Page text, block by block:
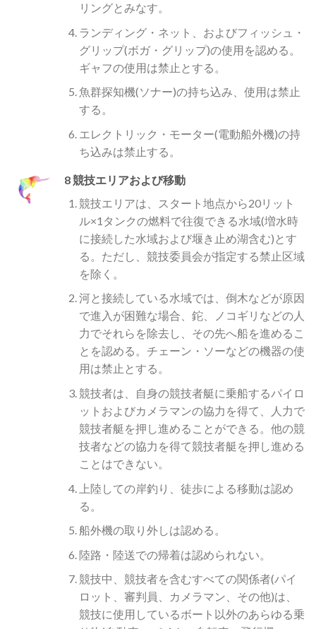
リングとみなす。
ランディング・ネット、およびフィッシュ・
グリップ(ボガ・グリップ)の使用を認める。
ギャフの使用は禁止とする。
魚群探知機(ソナー)の持ち込み、使用は禁止
する。
エレクトリック・モーター(電動船外機)の持
ち込みは禁止する。
8 競技エリアおよび移動
競技エリアは、スタート地点から20リット
ル×1タンクの燃料で往復できる水域(増水時
に接続した水域および堰き止め湖含む)とす
る。ただし、競技委員会が指定する禁止区域
を除く。
河と接続している水域では、倒木などが原因
で進入が困難な場合、鉈、ノコギリなどの人
力でそれらを除去し、その先へ船を進めるこ
とを認める。チェーン・ソーなどの機器の使
用は禁止とする。
競技者は、自身の競技者艇に乗船するパイロ
ットおよびカメラマンの協力を得て、人力で
競技者艇を押し進めることができる。他の競
技者などの協力を得て競技者艇を押し進める
ことはできない。
上陸しての岸釣り、徒歩による移動は認め
る。
船外機の取り外しは認める。
陸路・陸送での帰着は認められない。
競技中、競技者を含むすべての関係者(パイ
ロット、審判員、カメラマン、その他)は、
競技に使用しているボート以外のあらゆる乗